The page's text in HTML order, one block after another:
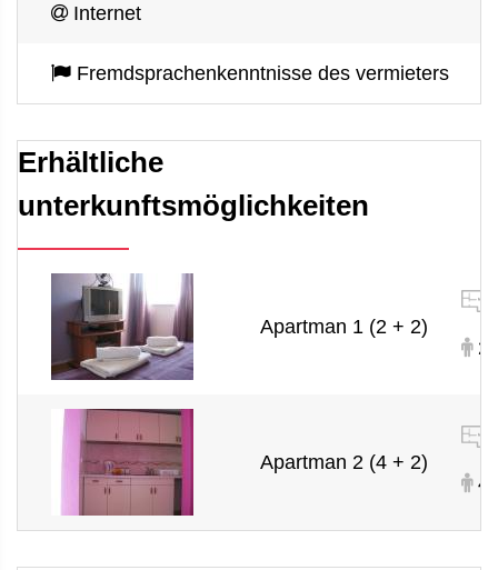
Internet
Fremdsprachenkenntnisse des vermieters
Erhältliche
unterkunftsmöglichkeiten
Apartman 1 (2 + 2)
2
Apartman 2 (4 + 2)
4